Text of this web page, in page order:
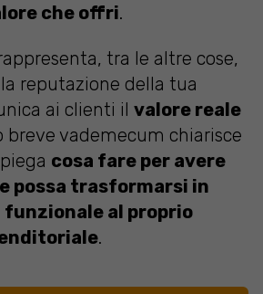
che offri.
tra le altre cose,
reputazione della tua
ai clienti il valore reale
breve vademecum chiarisce
cosa fare per avere
possa trasformarsi in
funzionale al proprio
.